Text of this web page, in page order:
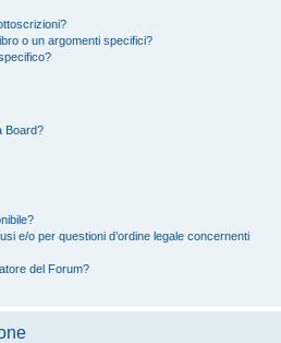
o un argomenti specifici?
Board?
e/o per questioni d’ordine legale concernenti
del Forum?